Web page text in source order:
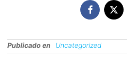
Publicado en Uncategorized